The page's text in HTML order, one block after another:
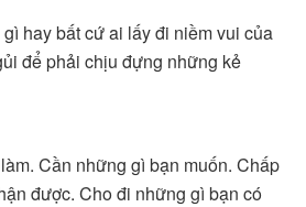
hay bất cứ ai lấy đi niềm vui của
để phải chịu đựng những kẻ
Cần những gì bạn muốn. Chấp
được. Cho đi những gì bạn có